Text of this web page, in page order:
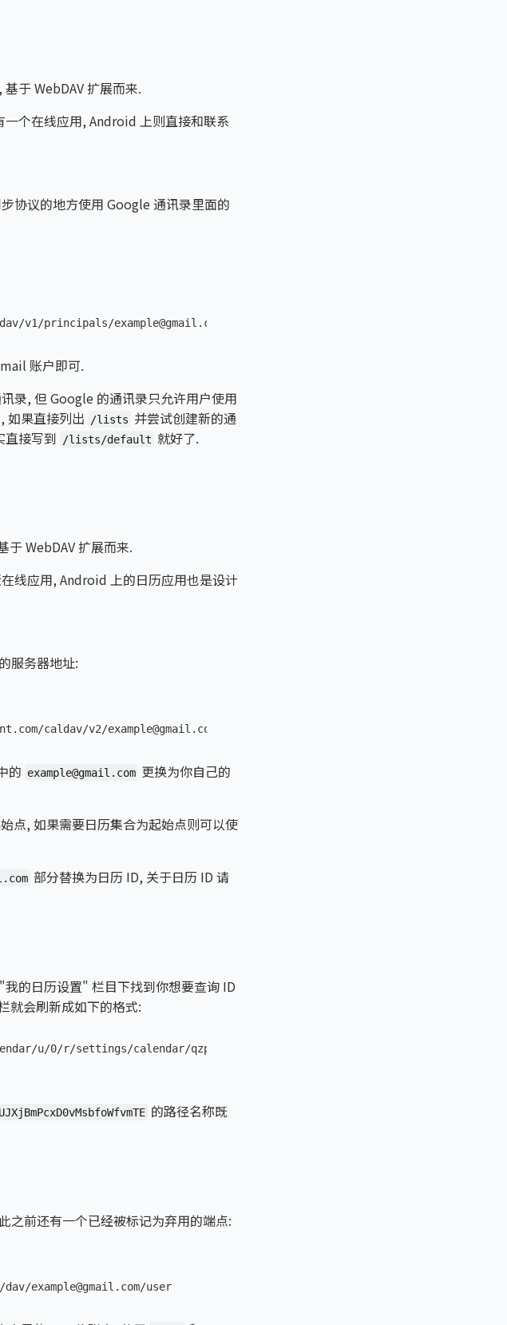
于 WebDAV 扩展而来.
个在线应用, Android 上则直接和联系
协议的地方使用 Google 通讯录里面的
v1/principals/example@gmail.com/lists/default
账户即可.
录, 但 Google 的通讯录只允许用户使用
如果直接列出
/lists 并尝试创建新的通
直接写到
/lists/default 就好了.
于 WebDAV 扩展而来.
线应用, Android 上的日历应用也是设计
服务器地址:
caldav/v2/example@gmail.com/user
的 example@gmail.com 更换为你自己的
点, 如果需要日历集合为起始点则可以使
部分替换为日历 ID, 关于日历 ID 请
的日历设置" 栏目下找到你想要查询 ID
就会刷新成如下的格式:
u/0/r/settings/calendar/
的路径名称既
之前还有一个已经被标记为弃用的端点:
example@gmail.com/user